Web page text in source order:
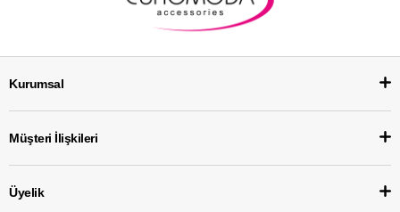
Kurumsal
Müşteri İlişkileri
Üyelik